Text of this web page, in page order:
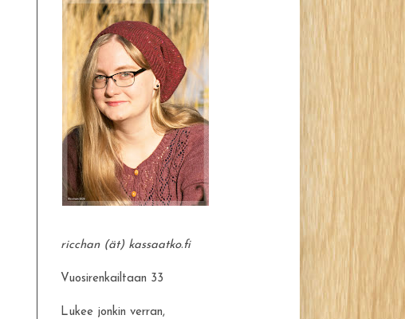
ricchan (ät) kassaatko.fi
Vuosirenkailtaan 33
Lukee jonkin verran,